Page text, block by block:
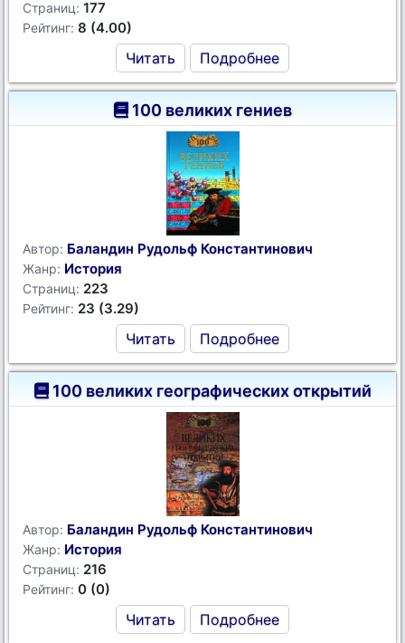
Страниц: 177
Рейтинг: 8 (4.00)
Читать Подробнее
100 великих гениев
Автор: Баландин Рудольф Константинович
Жанр: История
Страниц: 223
Рейтинг: 23 (3.29)
Читать Подробнее
100 великих географических открытий
Автор: Баландин Рудольф Константинович
Жанр: История
Страниц: 216
Рейтинг: 0 (0)
Читать Подробнее